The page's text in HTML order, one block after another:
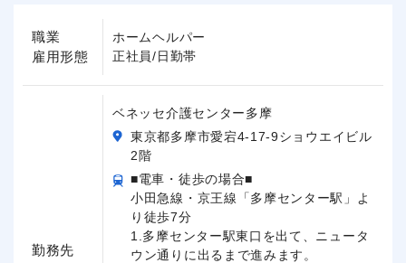
職業
雇用形態
ホームヘルパー
正社員/日勤帯
勤務先
ベネッセ介護センター多摩
東京都多摩市愛宕4-17-9ショウエイビル
2階
■電車・徒歩の場合■
小田急線・京王線「多摩センター駅」よ
り徒歩7分
1.多摩センター駅東口を出て、ニュータ
ウン通りに出るまで進みます。